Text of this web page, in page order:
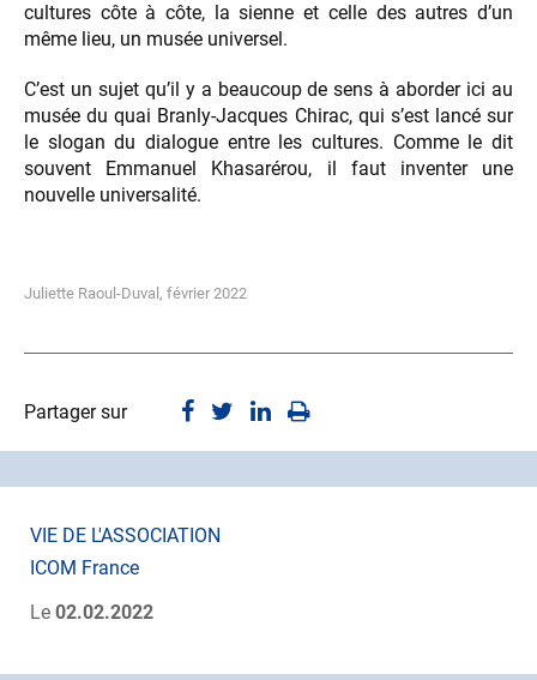
cultures côte à côte, la sienne et celle des autres d’un
même lieu, un musée universel.
C’est un sujet qu’il y a beaucoup de sens à aborder ici au
musée du quai Branly-Jacques Chirac, qui s’est lancé sur
le slogan du dialogue entre les cultures. Comme le dit
souvent Emmanuel Khasarérou, il faut inventer une
nouvelle universalité.
Juliette Raoul-Duval, février 2022
Partager sur
VIE DE L'ASSOCIATION
ICOM France
Le 02.02.2022